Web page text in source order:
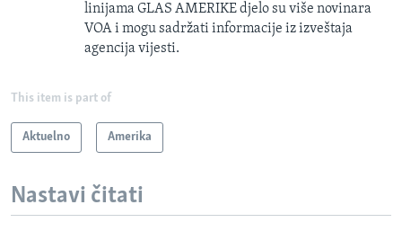
linijama GLAS AMERIKE djelo su više novinara
VOA i mogu sadržati informacije iz izveštaja
agencija vijesti.
This item is part of
Aktuelno Amerika
Nastavi čitati